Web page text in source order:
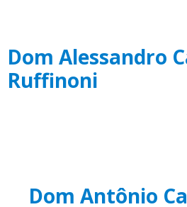
Dom Alessandro
Ruffinoni
Dom Antônio